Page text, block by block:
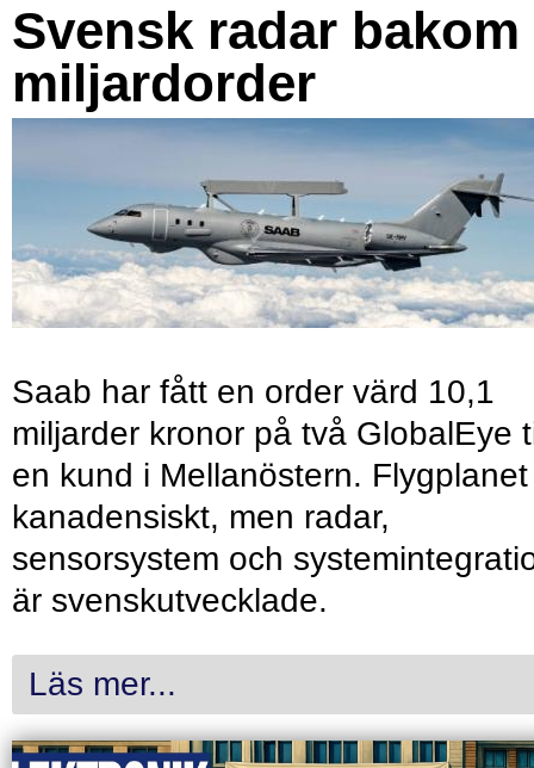
Svensk radar bakom
miljardorder
Saab har fått en order värd 10,1
miljarder kronor på två GlobalEye
en kund i Mellanöstern.
kanadensiskt, men radar,
sensorsystem och
är svenskutvecklade.
Läs mer...